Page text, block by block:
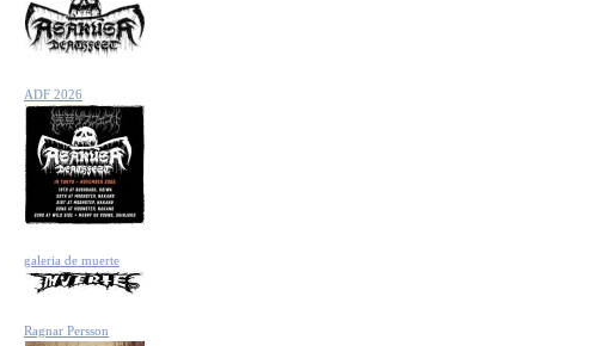
ADF 2026
galeria de muerte
Ragnar Persson